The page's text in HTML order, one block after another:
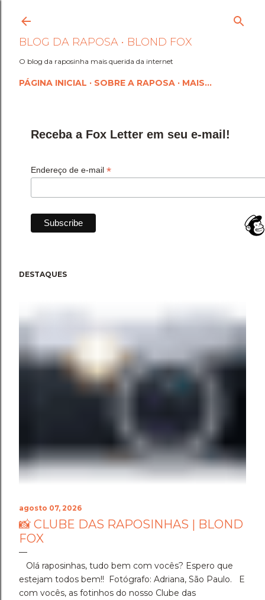
Pular para o conteúdo
BLOG DA RAPOSA • BLOND FOX
O blog da raposinha mais querida da internet
PÁGINA INICIAL SOBRE A RAPOSA MAIS…
Receba a Fox Letter em seu e-mail!
Endereço de e-mail *
DESTAQUES
agosto 07, 2026
📸 CLUBE DAS RAPOSINHAS | BLOND
FOX
Olá raposinhas, tudo bem com vocês? Espero que
estejam todos bem!! Fotógrafo: Adriana, São Paulo. E
com vocês, as fotinhos do nosso Clube das